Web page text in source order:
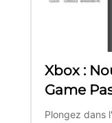
Xbox :
Game
Plongez dans